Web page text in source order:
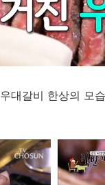
우대갈비 한상의 모